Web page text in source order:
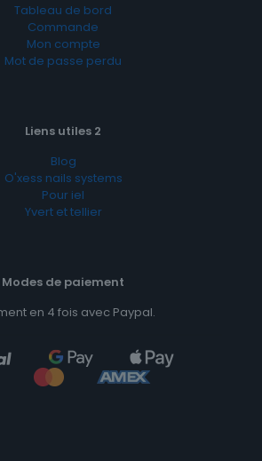
Tableau de bord
Commande
Mon compte
Mot de passe perdu
Liens utiles 2
Blog
O'xess nails systems
Pour iel
Yvert et tellier
Modes de paiement
en 4 fois avec Paypal.